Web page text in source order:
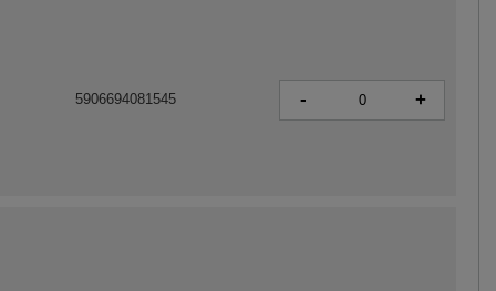
5906694081545 - +